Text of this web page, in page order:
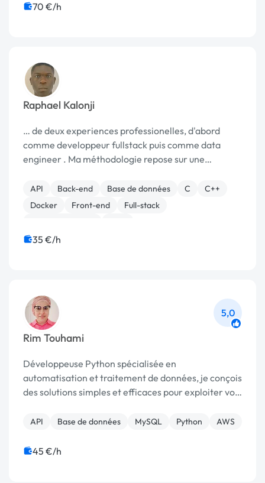
70 €/h
Raphael Kalonji
… de deux experiences professionelles, d'abord
comme developpeur fullstack puis comme data
engineer . Ma méthodologie repose sur une
API Back-end Base de données C
C++
Docker
Front-end
Full-stack
35 €/h
Rim Touhami
5,0
Développeuse Python spécialisée en
automatisation et traitement de données, je conçois
des solutions simples et efficaces pour exploiter vos
API Base de données MySQL Python AWS
45 €/h